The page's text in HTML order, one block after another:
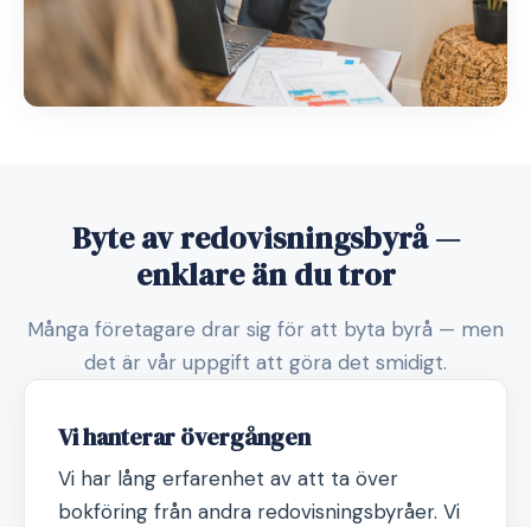
Byte av redovisningsbyrå —
enklare än du tror
Många företagare drar sig för att byta byrå — men
det är vår uppgift att göra det smidigt.
Vi hanterar övergången
Vi har lång erfarenhet av att ta över
bokföring från andra redovisningsbyråer. Vi